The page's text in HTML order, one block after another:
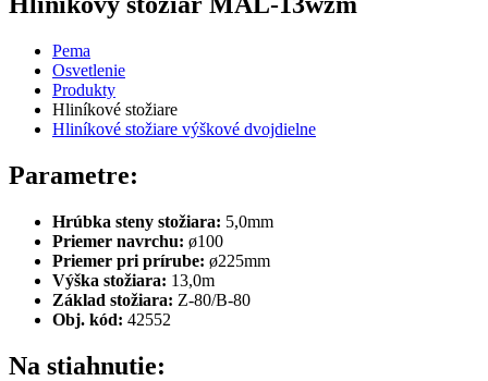
Pema
Osvetlenie
Produkty
Hliníkové stožiare
Hliníkové stožiare výškové dvojdielne
Parametre:
Hrúbka steny stožiara: 5,0mm
Priemer navrchu: ø100
Priemer pri prírube: ø225mm
Výška stožiara: 13,0m
Základ stožiara: Z-80/B-80
Obj. kód: 42552
Na stiahnutie: